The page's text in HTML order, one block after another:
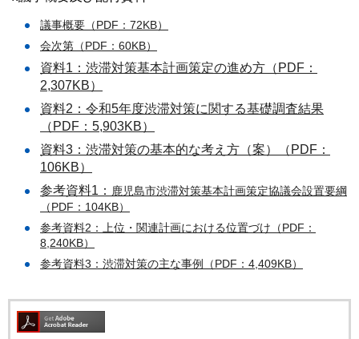
議事概要（PDF：72KB）
会次第（PDF：60KB）
資料1：渋滞対策基本計画策定の進め方（PDF：
2,307KB）
資料2：令和5年度渋滞対策に関する基礎調査結果
（PDF：5,903KB）
資料3：渋滞対策の基本的な考え方（案）（PDF：
106KB）
参考資料1： 鹿児島市渋滞対策基本計画策定協議会設置要綱
（PDF：104KB）
参考資料2：上位・関連計画における位置づけ（PDF：
8,240KB）
参考資料3：渋滞対策の主な事例（PDF：4,409KB）